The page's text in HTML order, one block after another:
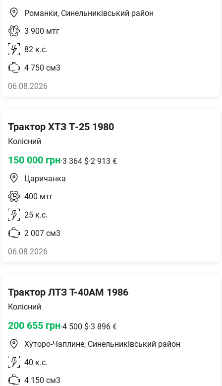
Романки, Синельниківський район
3 900 мтг
82 к.с.
4 750 см3
06.08.2026
Трактор ХТЗ Т-25 1980
Колісний
150 000 грн·3 364 $·2 913 €
Царичанка
400 мтг
25 к.с.
2 007 см3
06.08.2026
Трактор ЛТЗ T-40AM 1986
Колісний
200 655 грн·4 500 $·3 896 €
Хуторо-Чаплине, Синельниківський район
40 к.с.
4 150 см3